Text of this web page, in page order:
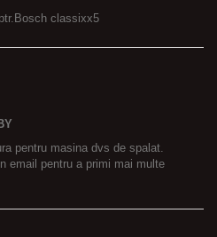
classixx5
pentru masina dvs de spalat.
email pentru a primi mai multe